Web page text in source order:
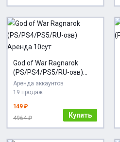
God of War Ragnarok
(PS/PS4/PS5/RU-озв)
Аренда 10сут
Аренда аккаунтов
19 продаж
149 ₽
4964 ₽
Купить